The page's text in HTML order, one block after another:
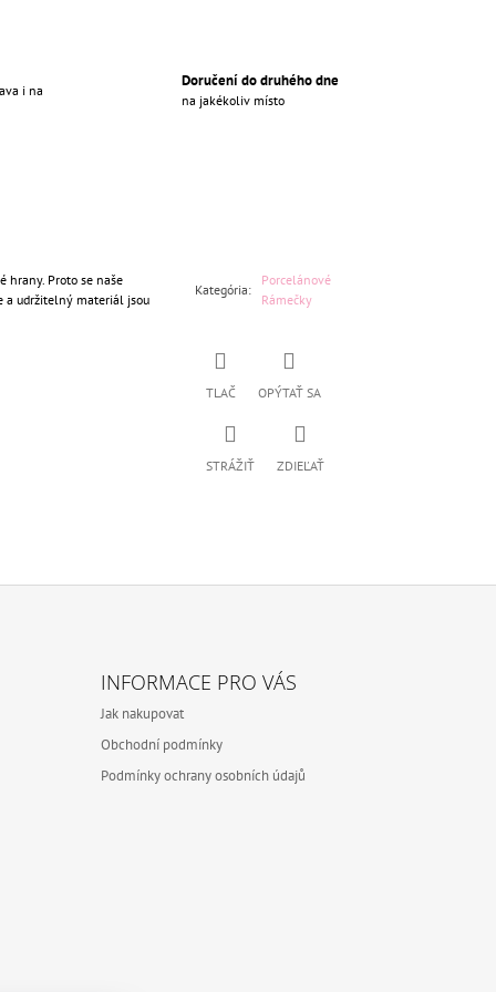
i na
Doručení do druhého dne
na jakékoliv místo
hrany. Proto se naše
a udržitelný materiál jsou
Kategória:
Porcelánové
Rámečky
TLAČ OPÝTAŤ SA
STRÁŽIŤ ZDIEĽAŤ
INFORMACE PRO VÁS
Jak nakupovat
Obchodní podmínky
Podmínky ochrany osobních údajů